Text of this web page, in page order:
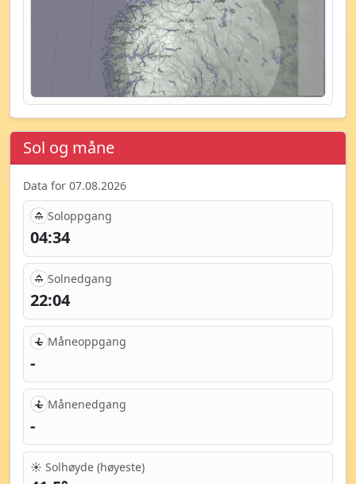
Sol og måne
Data for 07.08.2026
Soloppgang
04:34
Solnedgang
22:04
Måneoppgang
-
Månenedgang
-
☀️ Solhøyde (høyeste)